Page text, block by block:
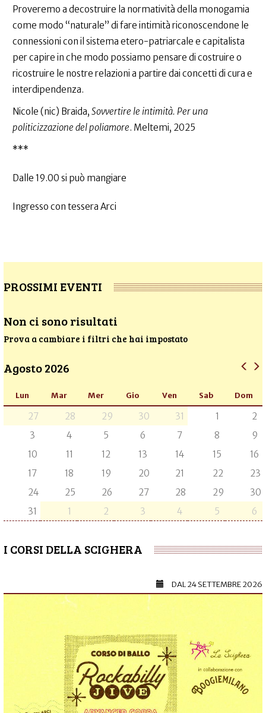
Proveremo a decostruire la normatività della monogamia
come modo “naturale” di fare intimità riconoscendone le
connessioni con il sistema etero-patriarcale e capitalista
per capire in che modo possiamo pensare di costruire o
ricostruire le nostre relazioni a partire dai concetti di cura e
interdipendenza.
Nicole (nic) Braida, Sovvertire le intimità. Per una
politicizzazione del poliamore. Meltemi, 2025
***
Dalle 19.00 si può mangiare
Ingresso con tessera Arci
PROSSIMI EVENTI
Non ci sono risultati
Prova a cambiare i filtri che hai impostato
Agosto 2026
Lun Mar Mer Gio Ven Sab Dom
27 28 29 30 31 1
2
3
4 5 6 7 8
9
10
11 12 13 14 15
16
17
18 19 20 21 22
23
24
25 26 27 28 29
30
31
1 2 3 4 5 6
I CORSI DELLA SCIGHERA
DAL24 SETTEMBRE 2026